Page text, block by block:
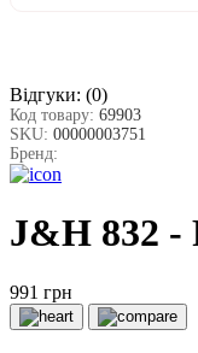
Відгуки: (0)
Код товару: 69903
SKU: 00000003751
Бренд:
J&H 832 -
991 грн